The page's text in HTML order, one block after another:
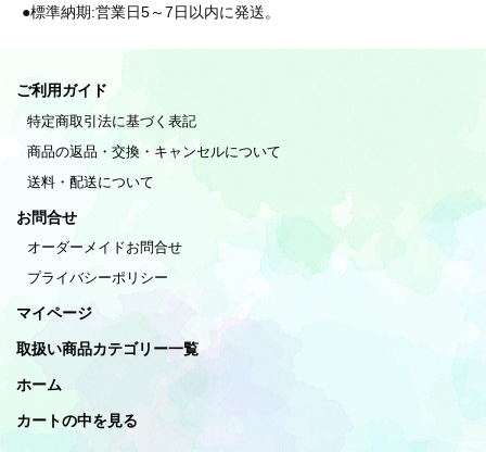
●標準納期:営業日5～7日以内に発送。
ご利用ガイド
特定商取引法に基づく表記
商品の返品・交換・キャンセルについて
送料・配送について
お問合せ
オーダーメイドお問合せ
プライバシーポリシー
マイページ
取扱い商品カテゴリー一覧
ホーム
カートの中を見る